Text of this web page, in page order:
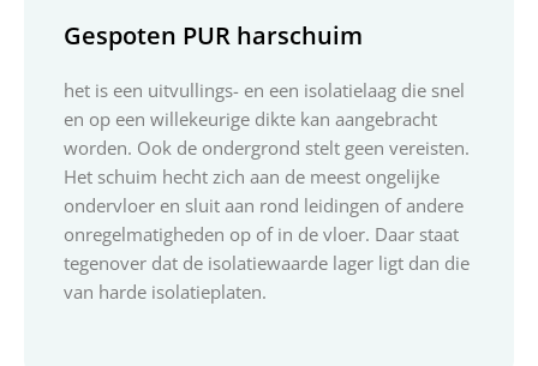
Gespoten PUR harschuim
het is een uitvullings- en een isolatielaag die snel
en op een willekeurige dikte kan aangebracht
worden. Ook de ondergrond stelt geen vereisten.
Het schuim hecht zich aan de meest ongelijke
ondervloer en sluit aan rond leidingen of andere
onregelmatigheden op of in de vloer. Daar staat
tegenover dat de isolatiewaarde lager ligt dan die
van harde isolatieplaten.